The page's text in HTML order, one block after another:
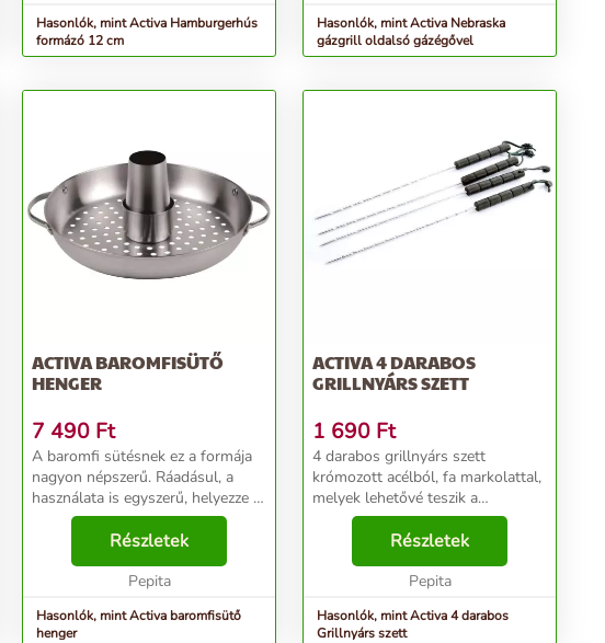
Hasonlók, mint Activa Hamburgerhús
formázó 12 cm
Hasonlók, mint Activa Nebraska
gázgrill oldalsó gázégővel
ACTIVA BAROMFISÜTŐ
HENGER
7 490 Ft
A baromfi sütésnek ez a formája
nagyon népszerű. Ráadásul, a
használata is egyszerű, helyezze a
baromfit közvetlenül a hengerre,
azután tegye a grillrácsra. Előnye,
hogy a baromfi tökéletesen átsül,
Részletek
Pepita
Hasonlók, mint Activa baromfisütő
henger
ACTIVA 4 DARABOS
GRILLNYÁRS SZETT
1 690 Ft
4 darabos grillnyárs szett
krómozott acélból, fa markolattal,
melyek lehetővé teszik a
legkülönfélébb nyársételek
elkészítését: hús, darált hús,
zöldség, gyümölcs… - csak a
fantáziáján múlik. Jellemz...
Részletek
Pepita
Hasonlók, mint Activa 4 darabos
Grillnyárs szett